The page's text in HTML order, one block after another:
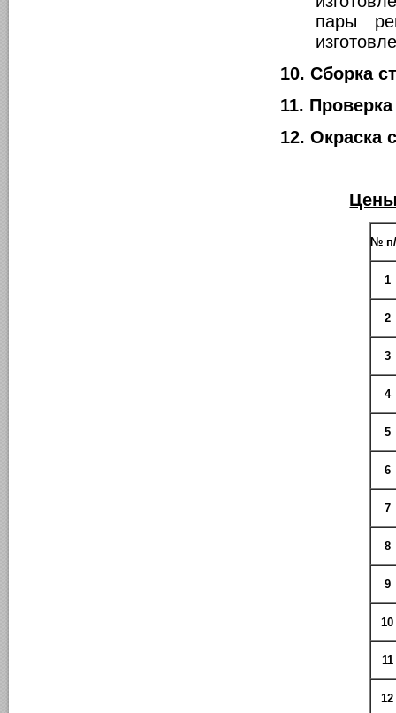
пары
10. Сборка
11.
12. Окраска
№
1
2
3
4
5
6
7
8
9
10
11
12